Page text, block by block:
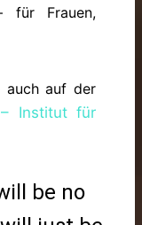
für Frauen,
auch auf der
Institut für
be no